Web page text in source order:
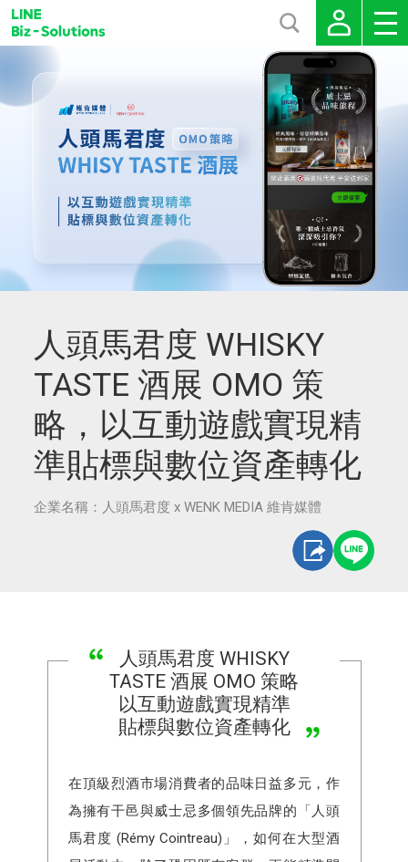
人頭馬君度 WHISKY
TASTE 酒展 OMO 策
略，以互動遊戲實現精
準貼標與數位資產轉化
企業名稱：人頭馬君度 x WENK MEDIA 維肯媒體
人頭馬君度 WHISKY
TASTE 酒展 OMO 策略
以互動遊戲實現精準
貼標與數位資產轉化
在頂級烈酒市場消費者的品味日益多元，作
為擁有干邑與威士忌多個領先品牌的「人頭
馬君度 (Rémy Cointreau)」，如何在大型酒